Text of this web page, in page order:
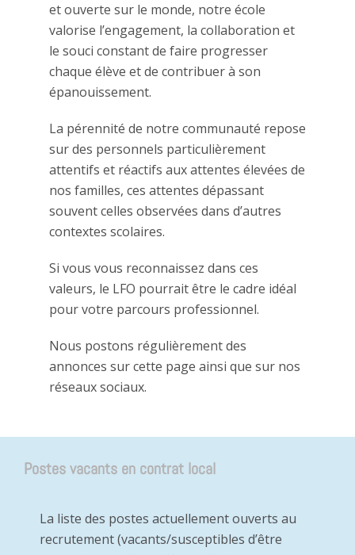
et ouverte sur le monde, notre école
valorise l’engagement, la collaboration et
le souci constant de faire progresser
chaque élève et de contribuer à son
épanouissement.
La pérennité de notre communauté repose
sur des personnels particulièrement
attentifs et réactifs aux attentes élevées de
nos familles, ces attentes dépassant
souvent celles observées dans d’autres
contextes scolaires.
Si vous vous reconnaissez dans ces
valeurs, le LFO pourrait être le cadre idéal
pour votre parcours professionnel.
Nous postons régulièrement des
annonces sur cette page ainsi que sur nos
réseaux sociaux.
Postes vacants en contrat local
La liste des postes actuellement ouverts au
recrutement (vacants/susceptibles d’être